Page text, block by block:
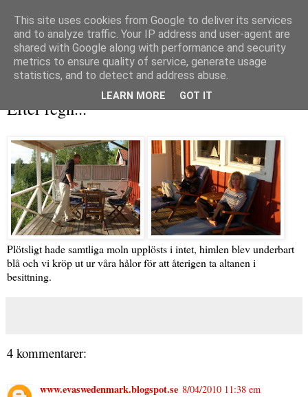
Efter regn...
Plötsligt hade samtliga moln upplösts i intet, himlen blev underbart
blå och vi kröp ut ur våra hålor för att återigen ta altanen i
besittning.
4 kommentarer:
www.evaswedenmark.blogspot.se 8/04/2010 11:38 em
This site uses cookies from Google to deliver its services
and to analyze traffic. Your IP address and user-agent are
shared with Google along with performance and security
metrics to ensure quality of service, generate usage
statistics, and to detect and address abuse.
LEARN MORE GOT IT